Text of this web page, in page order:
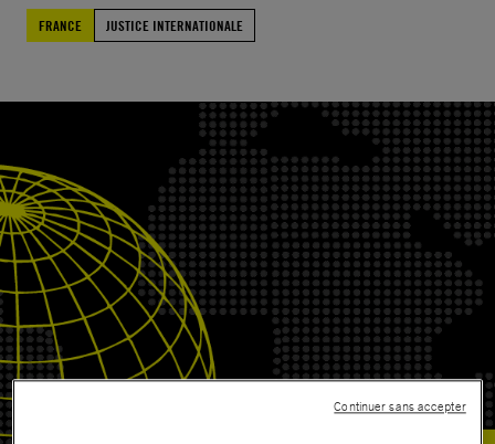
FRANCE
JUSTICE INTERNATIONALE
Continuer sans accepter